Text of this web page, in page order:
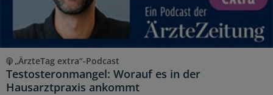
„ÄrzteTag extra“-Podcast
Testosteronmangel: Worauf es in der
Hausarztpraxis ankommt